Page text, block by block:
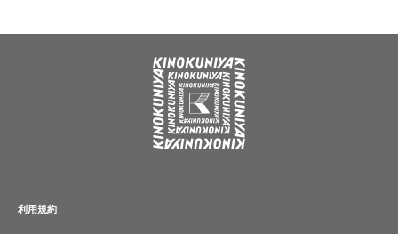
利用規約